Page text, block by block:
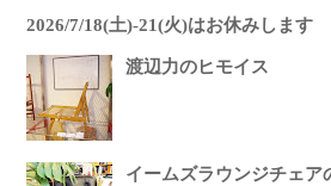
2026/7/18(土)-21(火)はお休みします
渡辺力のヒモイス
イームズラウンジチェア